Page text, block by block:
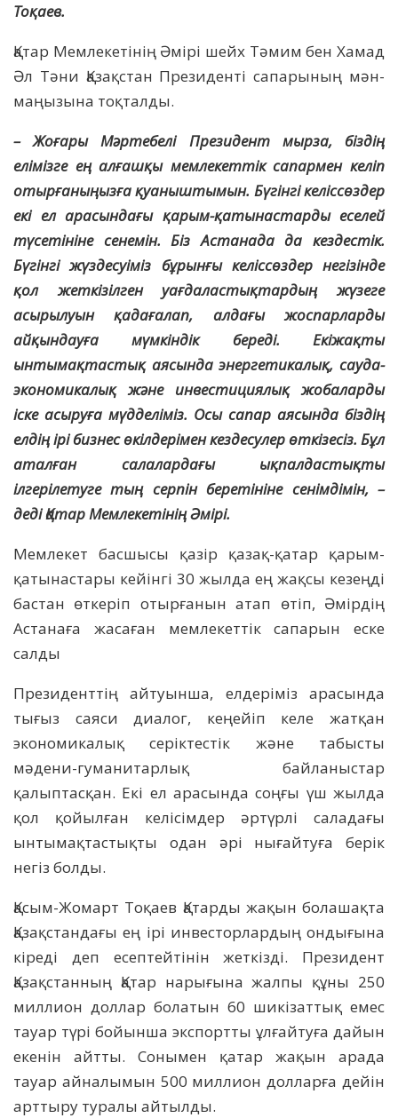
Тоқаев.
Қатар Мемлекетінің Әмірі шейх Тәмим бен Хамад
Әл Тәни Қазақстан Президенті сапарының мән-
маңызына тоқталды.
– Жоғары Мәртебелі Президент мырза, біздің
елімізге ең алғашқы мемлекеттік сапармен келіп
отырғаныңызға қуаныштымын. Бүгінгі келіссөздер
екі ел арасындағы қарым-қатынастарды еселей
түсетініне сенемін. Біз Астанада да кездестік.
Бүгінгі жүздесуіміз бұрынғы келіссөздер негізінде
қол жеткізілген уағдаластықтардың жүзеге
асырылуын қадағалап, алдағы жоспарларды
айқындауға мүмкіндік береді. Екіжақты
ынтымақтастық аясында энергетикалық, сауда-
экономикалық және инвестициялық жобаларды
іске асыруға мүдделіміз. Осы сапар аясында біздің
елдің ірі бизнес өкілдерімен кездесулер өткізесіз. Бұл
аталған салалардағы ықпалдастықты
ілгерілетуге тың серпін беретініне сенімдімін, –
деді Қатар Мемлекетінің Әмірі.
Мемлекет басшысы қазір қазақ-қатар қарым-
қатынастары кейінгі 30 жылда ең жақсы кезеңді
бастан өткеріп отырғанын атап өтіп, Әмірдің
Астанаға жасаған мемлекеттік сапарын еске
салды
Президенттің айтуынша, елдеріміз арасында
тығыз саяси диалог, кеңейіп келе жатқан
экономикалық серіктестік және табысты
мәдени-гуманитарлық байланыстар
қалыптасқан. Екі ел арасында соңғы үш жылда
қол қойылған келісімдер әртүрлі саладағы
ынтымақтастықты одан әрі нығайтуға берік
негіз болды.
Қасым-Жомарт Тоқаев Қатарды жақын болашақта
Қазақстандағы ең ірі инвесторлардың ондығына
кіреді деп есептейтінін жеткізді. Президент
Қазақстанның Қатар нарығына жалпы құны 250
миллион доллар болатын 60 шикізаттық емес
тауар түрі бойынша экспортты ұлғайтуға дайын
екенін айтты. Сонымен қатар жақын арада
тауар айналымын 500 миллион долларға дейін
арттыру туралы айтылды.